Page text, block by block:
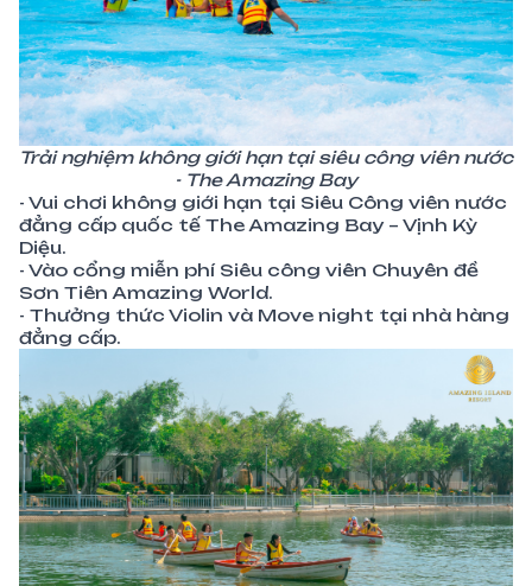
Trải nghiệm không giới hạn tại siêu công viên nước
- The Amazing Bay
- Vui chơi không giới hạn tại Siêu Công viên nước
đẳng cấp quốc tế The Amazing Bay – Vịnh Kỳ
Diệu.
- Vào cổng miễn phí Siêu công viên Chuyên đề
Sơn Tiên Amazing World.
- Thưởng thức Violin và Move night tại nhà hàng
đẳng cấp.